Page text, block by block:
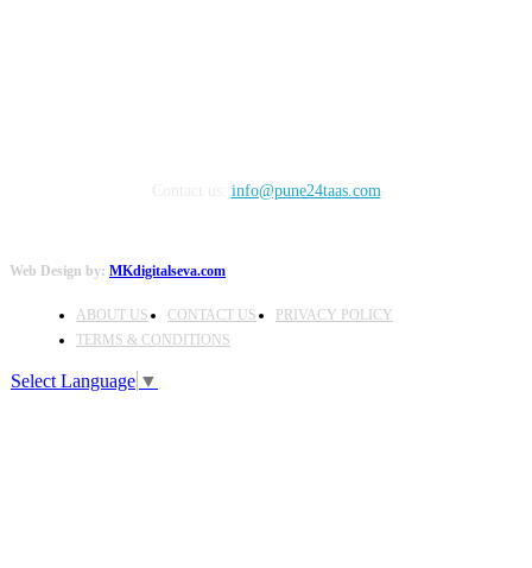
info@pune24taas.com
Web Design by: MKdigitalseva.com
ABOUT US CONTACT US
PRIVACY POLICY
TERMS & CONDITIONS
Select Language ▼